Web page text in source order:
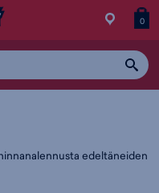
Siirry
0
edeltäneiden